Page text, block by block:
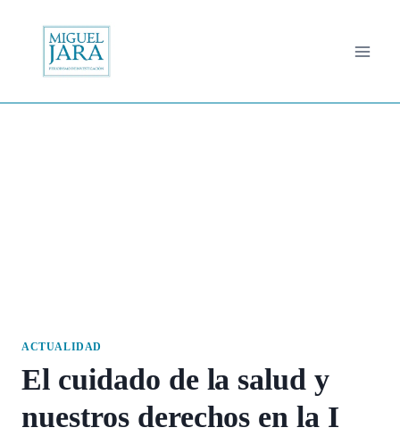
contenido
ACTUALIDAD
El cuidado de la salud y
nuestros derechos en la I